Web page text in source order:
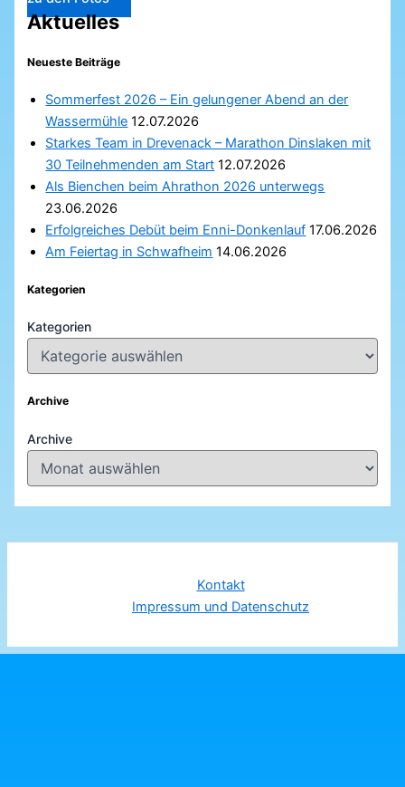
Aktuelles
Neueste Beiträge
Sommerfest 2026 – Ein gelungener Abend an der
Wassermühle 12.07.2026
Starkes Team in Drevenack – Marathon Dinslaken mit
30 Teilnehmenden am Start 12.07.2026
Als Bienchen beim Ahrathon 2026 unterwegs
23.06.2026
Erfolgreiches Debüt beim Enni-Donkenlauf 17.06.2026
Am Feiertag in Schwafheim 14.06.2026
Kategorien
Kategorien
Archive
Archive
Kontakt
Impressum und Datenschutz